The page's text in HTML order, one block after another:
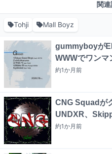
関
Tohji Mall Boyz
gummyboyが
WWWでワンマ
約1か月前
CNG Squadが
UNDXR、
約1か月前